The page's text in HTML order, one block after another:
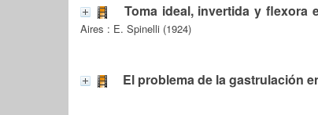
Toma ideal, invertida y flexora
Aires : E. Spinelli (1924)
El problema de la gastrulación